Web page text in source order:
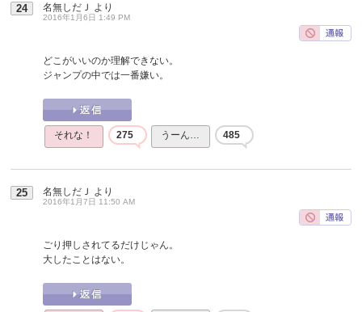
24 名無しだＪ より
2016年1月6日 1:49 PM
どこがいいのか理解できない。
ジャンプの中では一番嫌い。
それな！ 275 うーん… 485
25 名無しだＪ より
2016年1月7日 11:50 AM
ごり押しされてるだけじゃん。
大したことはない。